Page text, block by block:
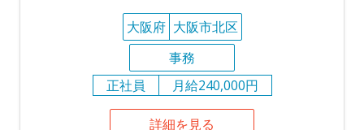
大阪府 大阪市北区
事務
正社員
月給240,000円
詳細を見る